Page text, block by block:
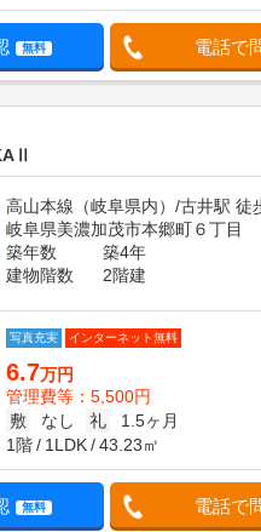
無料 電話で
高山本線（岐阜県内）/古井駅 徒
岐阜県美濃加茂市本郷町６丁目
築年数
築4年
建物階数
2階建
写真充実 インターネット無料
6.7万円
管理費等：5,500円
敷
なし 礼
1.5ヶ月
1階
1LDK 43.23㎡
無料 電話で